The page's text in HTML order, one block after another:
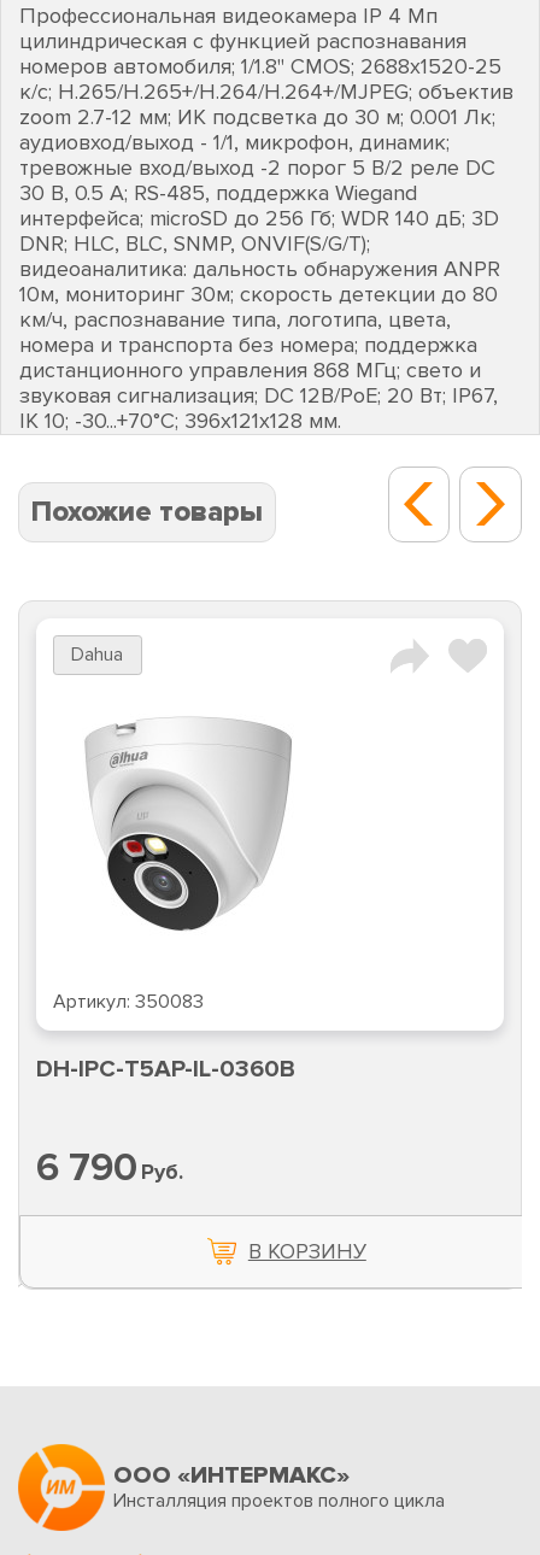
Профессиональная видеокамера IP 4 Мп
цилиндрическая с функцией распознавания
номеров автомобиля; 1/1.8" CMOS; 2688х1520-25
к/с; H.265/H.265+/H.264/H.264+/MJPEG; объектив
zoom 2.7-12 мм; ИК подсветка до 30 м; 0.001 Лк;
аудиовход/выход - 1/1, микрофон, динамик;
тревожные вход/выход -2 порог 5 В/2 реле DC
30 В, 0.5 А; RS-485, поддержка Wiegand
интерфейса; microSD до 256 Гб; WDR 140 дБ; 3D
DNR; HLC, BLC, SNMP, ONVIF(S/G/T);
видеоаналитика: дальность обнаружения ANPR
10м, мониторинг 30м; скорость детекции до 80
км/ч, распознавание типа, логотипа, цвета,
номера и транспорта без номера; поддержка
дистанционного управления 868 МГц; свето и
звуковая сигнализация; DC 12В/PoE; 20 Вт; IP67,
IK 10; -30...+70°C; 396х121х128 мм.
Похожие товары
Dahua
Артикул: 350083
DH-IPC-T5AP-IL-0360B
6 790 Руб.
В КОРЗИНУ
ООО «ИНТЕРМАКС»
Инсталляция проектов полного цикла